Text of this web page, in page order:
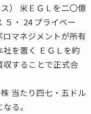
） 米ＥＧＬを二〇億
・ 24 プライベー
ロマネジメントが所有
を置く ＥＧＬを約
収することで正式合
当たり四七・五ドル
る。